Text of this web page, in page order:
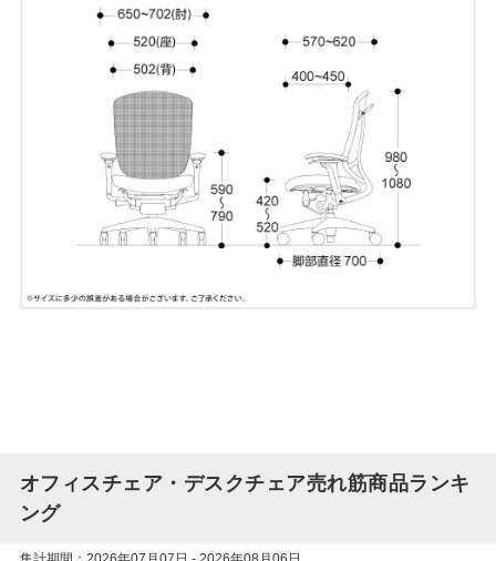
オフィスチェア・デスクチェア売れ筋商品ランキ
ング